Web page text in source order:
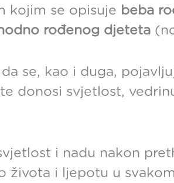
kojim se opisuje beba
rođenog djeteta
se, kao i duga,
donosi svjetlost,
i nadu nakon
života i ljepotu u